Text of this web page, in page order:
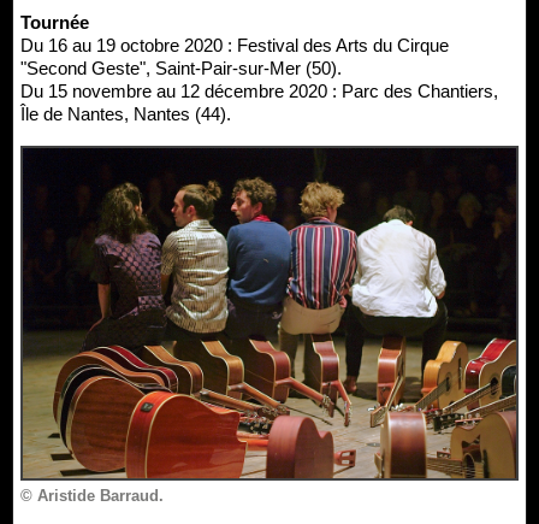
Tournée
Du 16 au 19 octobre 2020 : Festival des Arts du Cirque
"Second Geste", Saint-Pair-sur-Mer (50).
Du 15 novembre au 12 décembre 2020 : Parc des Chantiers,
Île de Nantes, Nantes (44).
© Aristide Barraud.